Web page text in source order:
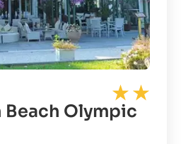
Beach Olympic